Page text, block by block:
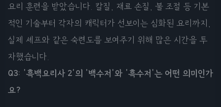
요리 훈련을 받았습니다. 칼질, 재료 손질, 불 조절 등 기본
적인 기술부터 각자의 캐릭터가 선보이는 심화된 요리까지,
실제 셰프와 같은 숙련도를 보여주기 위해 많은 시간을 투
자했습니다.
Q3: '흑백요리사 2'의 '백수저'와 '흑수저'는 어떤 의미인가
요?